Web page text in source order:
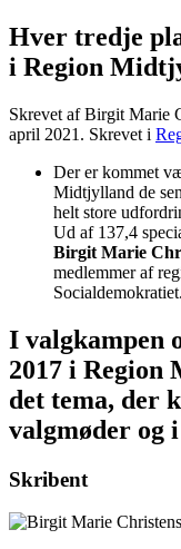
Hver tredje
i Region
Skrevet af Birgit Marie
april 2021 . Skrevet i
Der er kommet
Midtjylland de
helt store
Ud af 137,4
Birgit Marie
medlemmer af
Socialdemokratiet.
I valgkampen
2017 i
det tema, der
valgmøder og
Skribent